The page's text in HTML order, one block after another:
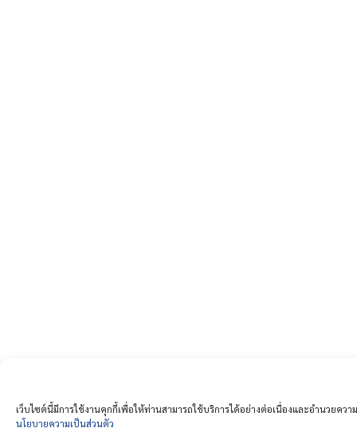
เว็บไซต์นี้มีการใช้งานคุกกี้เพื่อให้ท่านสามารถใช้บริการได้อย่างต่อเนื่องและอำนวยคว
นโยบายความเป็นส่วนตัว